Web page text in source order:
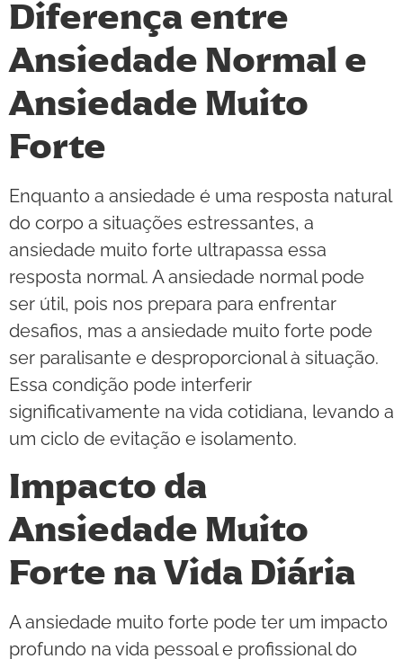
Diferença entre
Ansiedade Normal e
Ansiedade Muito
Forte
Enquanto a ansiedade é uma resposta natural
do corpo a situações estressantes, a
ansiedade muito forte ultrapassa essa
resposta normal. A ansiedade normal pode
ser útil, pois nos prepara para enfrentar
desafios, mas a ansiedade muito forte pode
ser paralisante e desproporcional à situação.
Essa condição pode interferir
significativamente na vida cotidiana, levando a
um ciclo de evitação e isolamento.
Impacto da
Ansiedade Muito
Forte na Vida Diária
A ansiedade muito forte pode ter um impacto
profundo na vida pessoal e profissional do